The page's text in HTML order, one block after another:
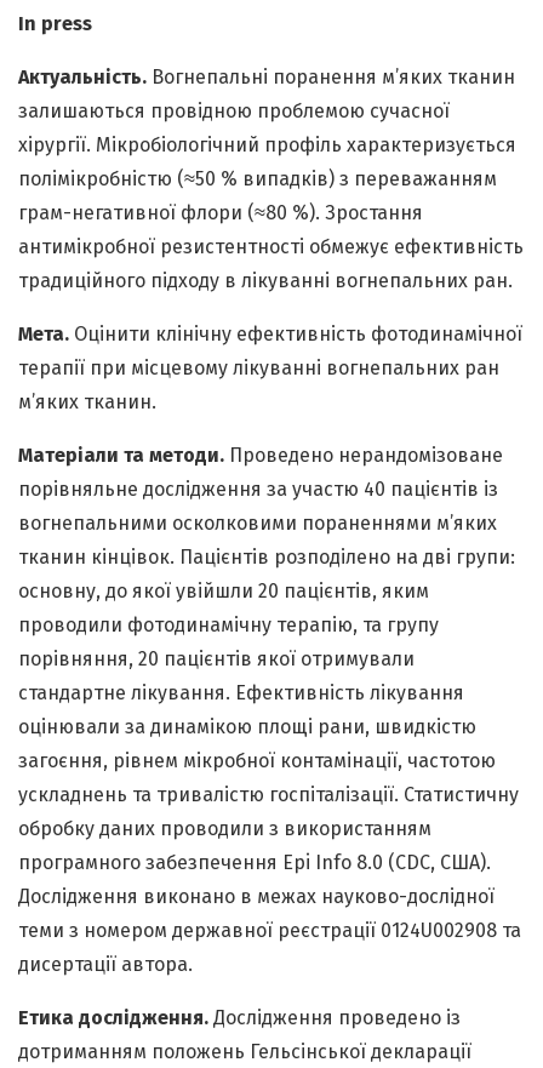
In press
Актуальність. Вогнепальні поранення м’яких тканин
залишаються провідною проблемою сучасної
хірургії. Мікробіологічний профіль характеризується
полімікробністю (≈50 % випадків) з переважанням
грам-негативної флори (≈80 %). Зростання
антимікробної резистентності обмежує ефективність
традиційного підходу в лікуванні вогнепальних ран.
Мета. Оцінити клінічну ефективність фотодинамічної
терапії при місцевому лікуванні вогнепальних ран
м’яких тканин.
Матеріали та методи. Проведено нерандомізоване
порівняльне дослідження за участю 40 пацієнтів із
вогнепальними осколковими пораненнями м’яких
тканин кінцівок. Пацієнтів розподілено на дві групи:
основну, до якої увійшли 20 пацієнтів, яким
проводили фотодинамічну терапію, та групу
порівняння, 20 пацієнтів якої отримували
стандартне лікування. Ефективність лікування
оцінювали за динамікою площі рани, швидкістю
загоєння, рівнем мікробної контамінації, частотою
ускладнень та тривалістю госпіталізації. Статистичну
обробку даних проводили з використанням
програмного забезпечення Epi Info 8.0 (CDC, США).
Дослідження виконано в межах науково-дослідної
теми з номером державної реєстрації 0124U002908 та
дисертації автора.
Етика дослідження. Дослідження проведено із
дотриманням положень Гельсінської декларації